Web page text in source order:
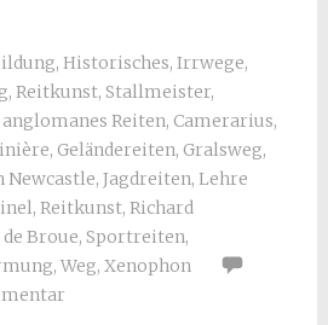
, Historisches, Irrwege,
, Reitkunst, Stallmeister,
anglomanes Reiten, Camerarius,
, Geländereiten, Gralsweg,
Newcastle, Jagdreiten, Lehre
, Reitkunst, Richard
Broue, Sportreiten,
, Weg, Xenophon